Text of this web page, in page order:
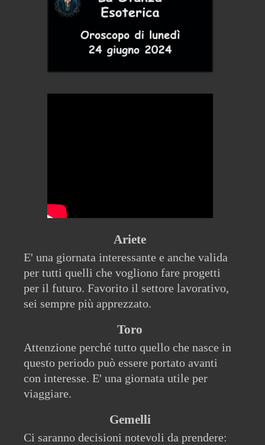
Ariete
E' una giornata interessante e anche valida
per tutti quelli che vogliono fare progetti
per il futuro. Favorito il settore lavorativo,
sei sempre più apprezzato.
Toro
Attenzione perché tutto quello che nasce in
questo periodo può essere portato avanti
con interesse. E' una giornata utile per
viaggiare.
Gemelli
Ci saranno decisioni notevoli da prendere: